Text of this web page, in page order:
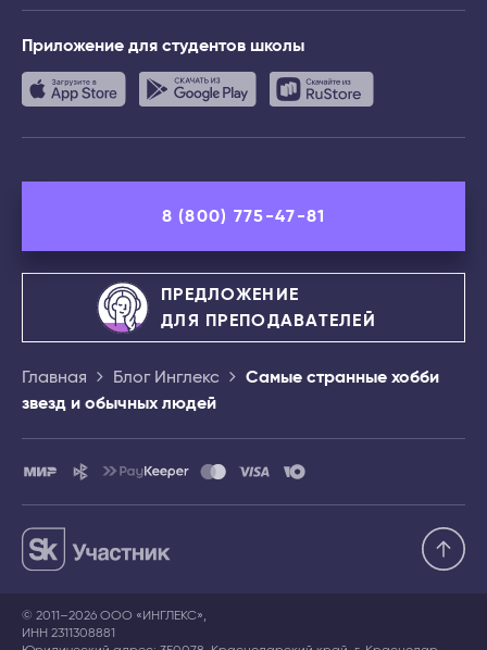
Приложение для студентов школы
8 (800) 775-47-81
ПРЕДЛОЖЕНИЕ
ДЛЯ ПРЕПОДАВАТЕЛЕЙ
Главная Блог Инглекс
Самые странные хобби
звезд и обычных людей
© 2011–2026 ООО «ИНГЛЕКС»,
ИНН 2311308881